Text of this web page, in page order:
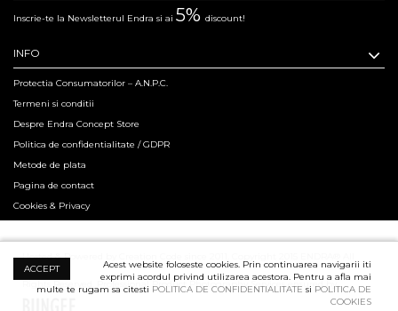
Inscrie-te la Newsletterul Endra si ai 5% discount!
INFO
Protectia Consumatorilor – A.N.P.C.
Termeni si conditii
Despre Endra Concept Store
Politica de confidentialitate / GDPR
Metode de plata
Pagina de contact
Cookies & Privacy
Hosted & Powered by Creation Code since 2011. Copyright 2015 ENDRA® All
Rights Reserved. Professional Product Photography Services ensured by
ACCEPT
Acest website foloseste cookies. Prin continuarea navigarii iti
exprimi acordul privind utilizarea acestora. Pentru a afla mai
multe te rugam sa citesti POLITICA DE CONFIDENTIALITATE si POLITICA DE
COOKIES